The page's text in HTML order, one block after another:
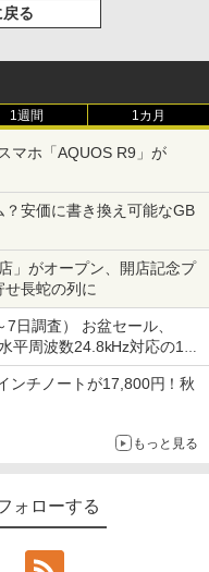
戻る
1週間 1カ月
マホ「AQUOS R9」が
安価に書き換え可能なGB
」がオープン、開店記念プ
長蛇の列に
日調査） お盆セール、
平周波数24.8kHz対応の17
セール ほか
ンチノートが17,800円！秋
もっと見る
ォローする